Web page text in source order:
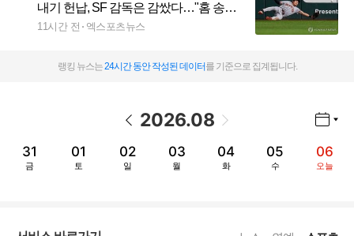
내기 헌납, SF 감독은 감쌌다…"홈 송구
생각하다 마지막 포구 놓쳤을 뿐"
11시간 전 엑스포츠뉴스
랭킹 뉴스는24시간 동안 작성된 데이터를 기준으로 집계됩니다.
2026.08
31
금
01
토
02
일
03
월
04
화
05
수
06
오늘